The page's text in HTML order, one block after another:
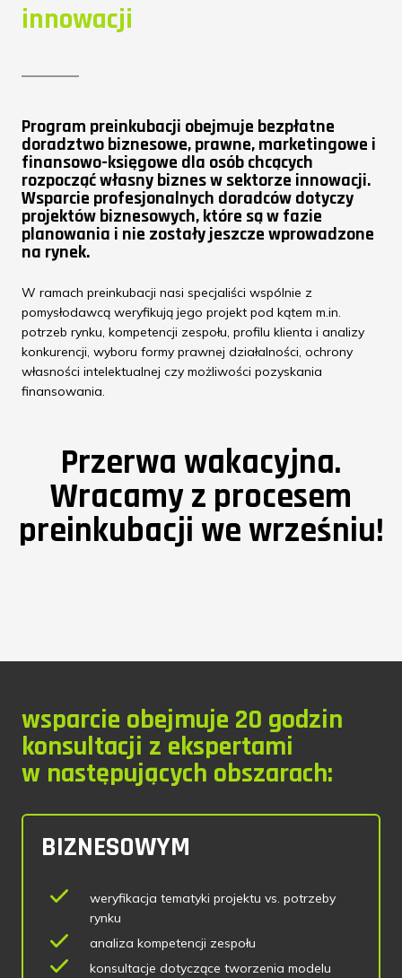
innowacji
Program preinkubacji obejmuje bezpłatne
doradztwo biznesowe, prawne, marketingowe i
finansowo-księgowe dla osób chcących
rozpocząć własny biznes w sektorze innowacji.
Wsparcie profesjonalnych doradców dotyczy
projektów biznesowych, które są w fazie
planowania i nie zostały jeszcze wprowadzone
na rynek.
W ramach preinkubacji nasi specjaliści wspólnie z
pomysłodawcą weryfikują jego projekt pod kątem m.in.
potrzeb rynku, kompetencji zespołu, profilu klienta i analizy
konkurencji, wyboru formy prawnej działalności, ochrony
własności intelektualnej czy możliwości pozyskania
finansowania.
Przerwa wakacyjna.
Wracamy z procesem
preinkubacji we wrześniu!
wsparcie obejmuje 20 godzin
konsultacji z ekspertami
w następujących obszarach:
BIZNESOWYM
weryfikacja tematyki projektu vs. potrzeby
rynku
analiza kompetencji zespołu
konsultacje dotyczące tworzenia modelu